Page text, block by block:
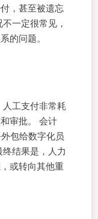
，甚至被遗忘
一定很常见，
的问题。
工支付非常耗
审批。 会计
包给数字化员
结果是，人力
或转向其他重